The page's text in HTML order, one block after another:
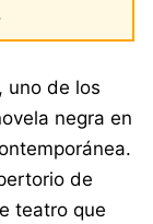
uno de los
negra en
de
teatro que